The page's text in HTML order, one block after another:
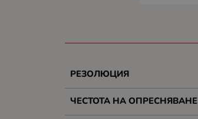
РЕЗОЛЮЦИЯ
ЧЕСТОТА НА ОПРЕСНЯВАНЕ